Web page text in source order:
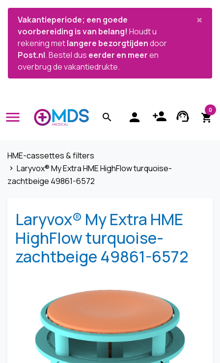
×
Vakantieperiode; een goede
voorbereiding is van belang! Houdt u
rekening metlangere bezorgtijdendoor
Post.nl. Bestel dus eerder en meeren
overbrug de vakantiedrukte.
menu search person person_add support_agent shopping_cart
0
HME-cassettes & filters
navigate_next Laryvox® My Extra HME HighFlow turquoise-
zachtbeige 49861-6572
Laryvox® My Extra HME
HighFlow turquoise-
zachtbeige 49861-6572

